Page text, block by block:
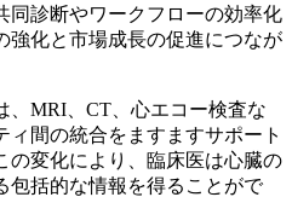
同診断やワークフローの効率化
強化と市場成長の促進につなが
、MRI、CT、心エコー検査な
ィ間の統合をますますサポート
の変化により、臨床医は心臓の
包括的な情報を得ることがで